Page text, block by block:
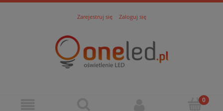
Zarejestruj się Zaloguj się